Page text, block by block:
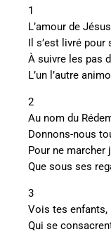
1
L’amour de
Il s’est livré pour
À suivre les pas
L’un l’autre
2
Au nom du
Donnons-nous
Pour ne marcher
Que sous ses
3
Vois tes enfants,
Qui se